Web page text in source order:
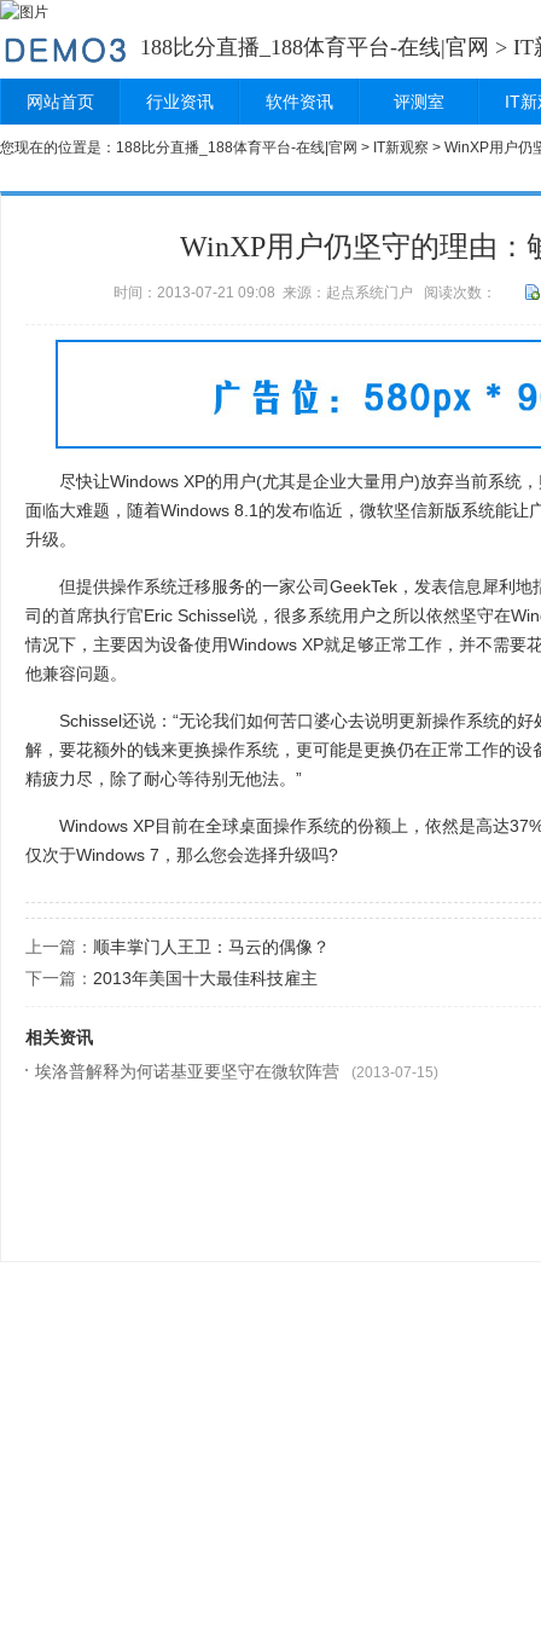
188比分直播_188体育平台-在线|官网 > IT
网站首页 行业资讯 软件资讯 评测室 IT
您现在的位置是： 188比分直播_188体育平台-在线|官网 > IT新观察 > WinXP用户仍
WinXP用户仍坚守的理由：
时间：2013-07-21 09:08 来源：起点系统门户 阅读次数：
尽快让Windows XP的用户(尤其是企业大量用户)放弃当前系统，
面临大难题，随着Windows 8.1的发布临近，微软坚信新版系统能让
升级。
但提供操作系统迁移服务的一家公司GeekTek，发表信息犀利地
司的首席执行官Eric Schissel说，很多系统用户之所以依然坚守在
情况下，主要因为设备使用Windows XP就足够正常工作，并不需要
他兼容问题。
Schissel还说：“无论我们如何苦口婆心去说明更新操作系统的好
解，要花额外的钱来更换操作系统，更可能是更换仍在正常工作的
精疲力尽，除了耐心等待别无他法。”
Windows XP目前在全球桌面操作系统的份额上，依然是高达
仅次于Windows 7，那么您会选择升级吗?
上一篇： 顺丰掌门人王卫：马云的偶像？
下一篇： 2013年美国十大最佳科技雇主
相关资讯
埃洛普解释为何诺基亚要坚守在微软阵营
(2013-07-15)